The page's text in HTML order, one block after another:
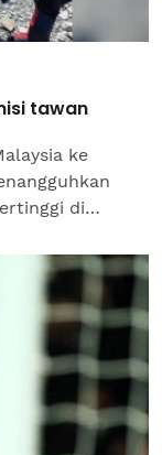
tawan
ke
di